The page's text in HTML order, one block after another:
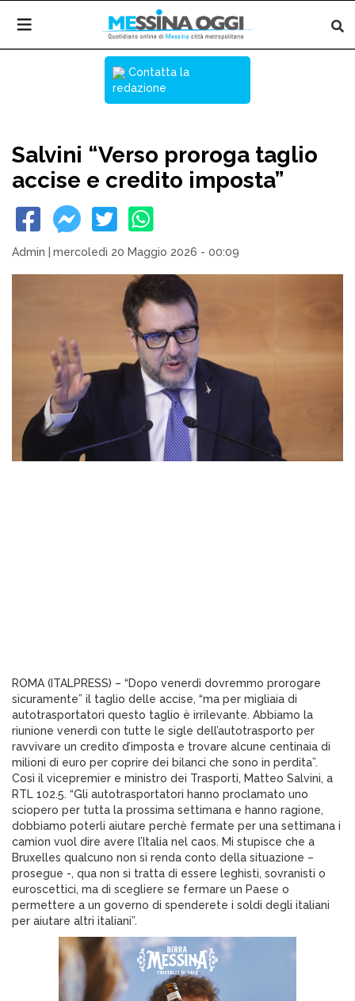
Contatta la
redazione
Salvini “Verso proroga taglio
accise e credito imposta”
Admin mercoledì 20 Maggio 2026 - 00:09
ROMA (ITALPRESS) – “Dopo venerdì dovremmo prorogare
sicuramente” il taglio delle accise, “ma per migliaia di
autotrasportatori questo taglio è irrilevante. Abbiamo la
riunione venerdì con tutte le sigle dell’autotrasporto per
ravvivare un credito d’imposta e trovare alcune centinaia di
milioni di euro per coprire dei bilanci che sono in perdita”.
Così il vicepremier e ministro dei Trasporti, Matteo Salvini, a
RTL 102.5. “Gli autotrasportatori hanno proclamato uno
sciopero per tutta la prossima settimana e hanno ragione,
dobbiamo poterli aiutare perchè fermate per una settimana i
camion vuol dire avere l’Italia nel caos. Mi stupisce che a
Bruxelles qualcuno non si renda conto della situazione –
prosegue -, qua non si tratta di essere leghisti, sovranisti o
euroscettici, ma di scegliere se fermare un Paese o
permettere a un governo di spenderete i soldi degli italiani
per aiutare altri italiani”.